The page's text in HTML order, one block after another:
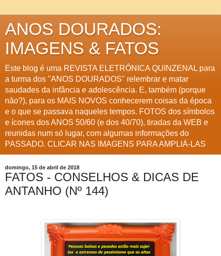
ANOS DOURADOS:
IMAGENS & FATOS
Este blog é uma REVISTA ELETRÔNICA QUINZENAL para
a turma dos "ANOS DOURADOS" relembrar e matar
saudades da infância e adolescência. E, também (porque
não?), para os MAIS NOVOS conhecerem coisas da época
e o que se passava naqueles tempos. FOTOS dos símbolos
e ícones dos ANOS 50/60 (e dos 40/70), tiradas da WEB e
reunidas num só lugar, com algumas informações do
PASSADO. CLICAR NAS IMAGENS PARA AMPLIÁ-LAS
domingo, 15 de abril de 2018
FATOS - CONSELHOS & DICAS DE
ANTANHO (Nº 144)